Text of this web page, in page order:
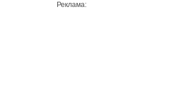
Реклама: